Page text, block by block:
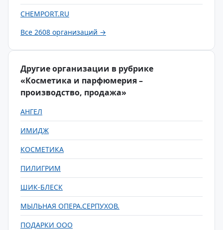
CHEMPORT.RU
Все 2608 организаций →
Другие организации в рубрике
«Косметика и парфюмерия –
производство, продажа»
АНГЕЛ
ИМИДЖ
КОСМЕТИКА
ПИЛИГРИМ
ШИК-БЛЕСК
МЫЛЬНАЯ ОПЕРА.СЕРПУХОВ.
ПОДАРКИ ООО